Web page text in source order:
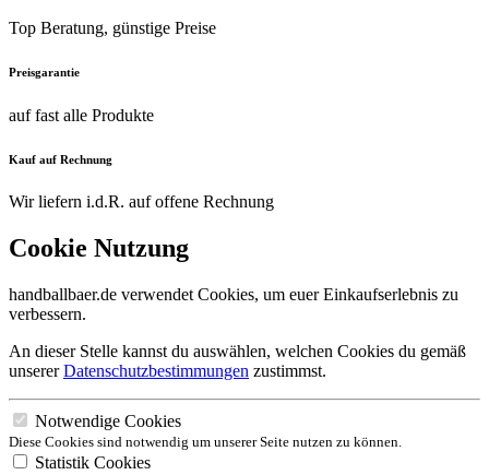
Top Beratung, günstige Preise
Preisgarantie
auf fast alle Produkte
Kauf auf Rechnung
Wir liefern i.d.R. auf offene Rechnung
Cookie Nutzung
handballbaer.de verwendet Cookies, um euer Einkaufserlebnis zu
verbessern.
An dieser Stelle kannst du auswählen, welchen Cookies du gemäß
unsererDatenschutzbestimmungen zustimmst.
Notwendige Cookies
Diese Cookies sind notwendig um unserer Seite nutzen zu können.
Statistik Cookies